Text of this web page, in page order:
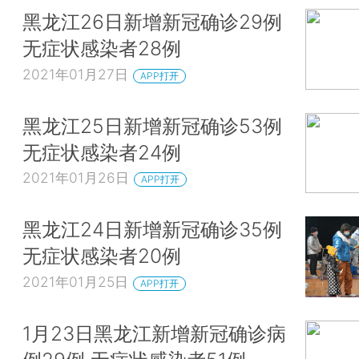
黑龙江26日新增新冠确诊29例
无症状感染者28例
2021年01月27日 APP打开
黑龙江25日新增新冠确诊53例
无症状感染者24例
2021年01月26日 APP打开
黑龙江24日新增新冠确诊35例
无症状感染者20例
2021年01月25日 APP打开
1月23日黑龙江新增新冠确诊病